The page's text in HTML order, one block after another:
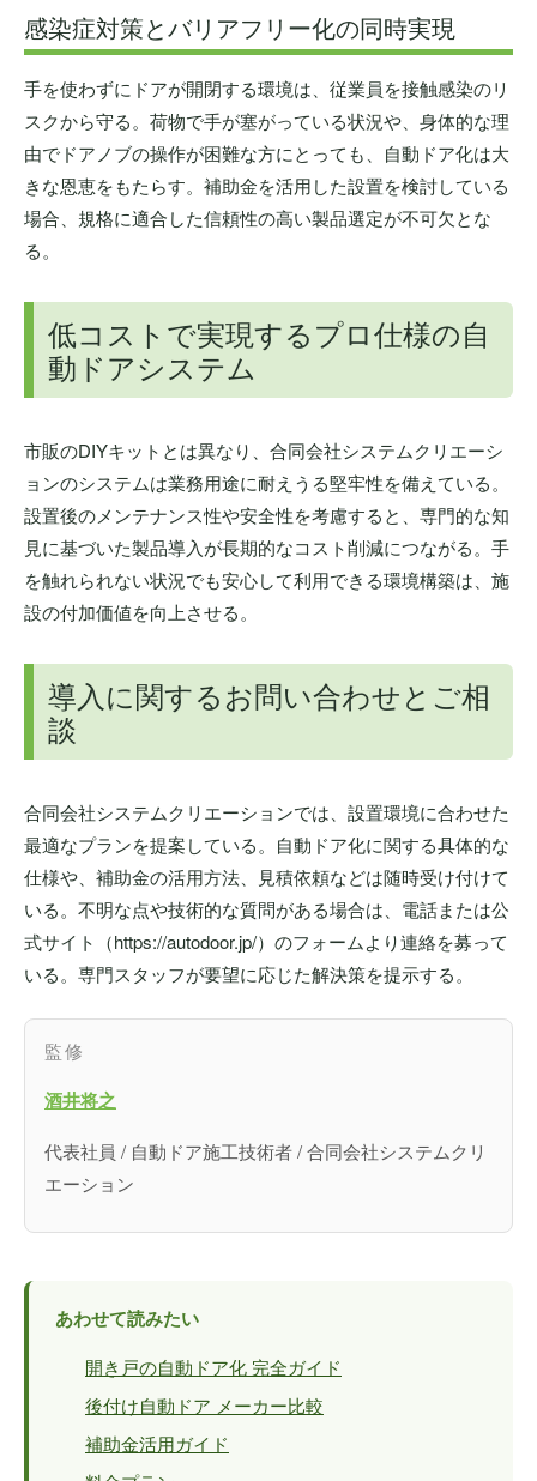
感染症対策とバリアフリー化の同時実現
手を使わずにドアが開閉する環境は、従業員を接触感染のリ
スクから守る。荷物で手が塞がっている状況や、身体的な理
由でドアノブの操作が困難な方にとっても、自動ドア化は大
きな恩恵をもたらす。補助金を活用した設置を検討している
場合、規格に適合した信頼性の高い製品選定が不可欠とな
る。
低コストで実現するプロ仕様の自
動ドアシステム
市販のDIYキットとは異なり、合同会社システムクリエーシ
ョンのシステムは業務用途に耐えうる堅牢性を備えている。
設置後のメンテナンス性や安全性を考慮すると、専門的な知
見に基づいた製品導入が長期的なコスト削減につながる。手
を触れられない状況でも安心して利用できる環境構築は、施
設の付加価値を向上させる。
導入に関するお問い合わせとご相
談
合同会社システムクリエーションでは、設置環境に合わせた
最適なプランを提案している。自動ドア化に関する具体的な
仕様や、補助金の活用方法、見積依頼などは随時受け付けて
いる。不明な点や技術的な質問がある場合は、電話または公
式サイト（https://autodoor.jp/）のフォームより連絡を募って
いる。専門スタッフが要望に応じた解決策を提示する。
監修
酒井将之
代表社員 / 自動ドア施工技術者 / 合同会社システムクリ
エーション
あわせて読みたい
開き戸の自動ドア化 完全ガイド
後付け自動ドア メーカー比較
補助金活用ガイド